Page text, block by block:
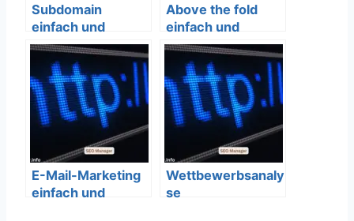
Subdomain
einfach und
verständlich
erklärt – SEO
Bedeutung
Above the fold
einfach und
verständlich
erklärt – SEO
Bedeutung
E-Mail-Marketing
einfach und
Wettbewerbsanaly
se